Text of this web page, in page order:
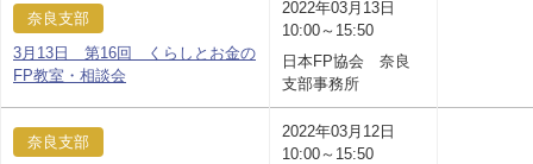
奈良支部
3月13日 第16回 くらしとお金の
FP教室・相談会
2022年03月13日
10:00～15:50
日本FP協会 奈良
支部事務所
奈良支部
2022年03月12日
10:00～15:50